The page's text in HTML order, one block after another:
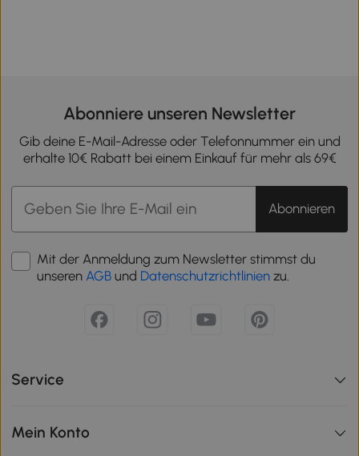
Abonniere unseren Newsletter
Gib deine E-Mail-Adresse oder Telefonnummer ein und
erhalte 10€ Rabatt bei einem Einkauf für mehr als 69€
Abonnieren
Mit der Anmeldung zum Newsletter stimmst du
unseren AGB und Datenschutzrichtlinien zu.
Service
Mein Konto